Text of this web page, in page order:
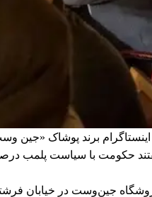
برند پوشاک «جین
حکومت با سیاست پلمب